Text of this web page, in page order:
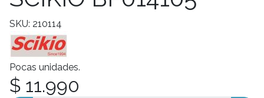
SKU: 210114
Pocas unidades.
$ 11.990